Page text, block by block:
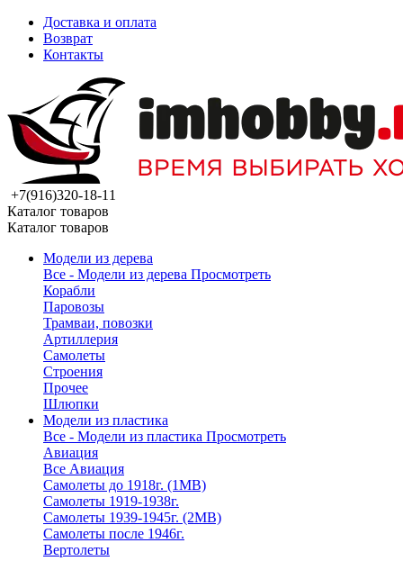
Доставка и оплата
Возврат
Контакты
+7(916)320-18-11
Каталог товаров
Каталог товаров
Модели из дерева
Все - Модели из дерева Просмотреть
Корабли
Паровозы
Трамваи, повозки
Артиллерия
Самолеты
Строения
Прочее
Шлюпки
Модели из пластика
Все - Модели из пластика Просмотреть
Авиация
Все Авиация
Самолеты до 1918г. (1МВ)
Самолеты 1919-1938г.
Самолеты 1939-1945г. (2МВ)
Самолеты после 1946г.
Вертолеты